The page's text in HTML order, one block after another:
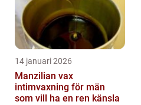
14 januari 2026
Manzilian vax
intimvaxning för män
som vill ha en ren känsla